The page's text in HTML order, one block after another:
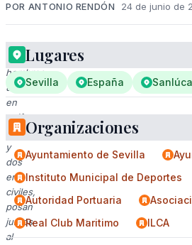
POR ANTONIO RENDÓN 24 de junio de
Tres
hombres,
uno
en
uniforme
militar
y
dos
en
civiles,
posan
juntos
al
Lugares
Sevilla España
Organizaciones
Ayuntamiento de Sevilla
Instituto Municipal de Deportes
Autoridad Portuaria
Real Club Maritimo
ILCA